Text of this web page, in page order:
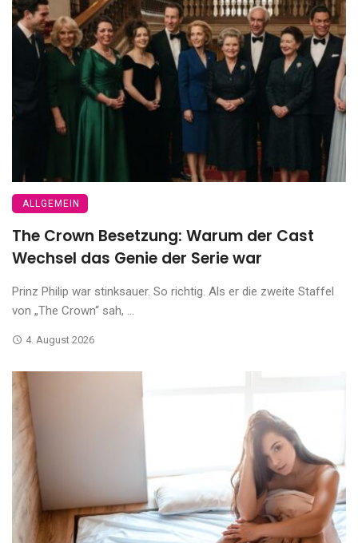
ALLGEMEIN
The Crown Besetzung: Warum der Cast
Wechsel das Genie der Serie war
Prinz Philip war stinksauer. So richtig. Als er die zweite Staffel
von „The Crown“ sah, ...
4. August 2026